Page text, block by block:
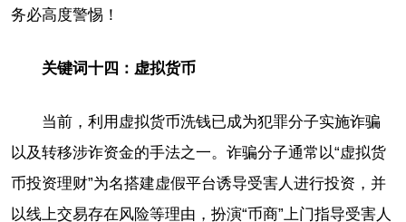
务必高度警惕！
关键词十四：虚拟货币
当前，利用虚拟货币洗钱已成为犯罪分子实施诈骗
以及转移涉诈资金的手法之一。诈骗分子通常以“虚拟货
币投资理财”为名搭建虚假平台诱导受害人进行投资，并
以线上交易存在风险等理由，扮演“币商”上门指导受害人